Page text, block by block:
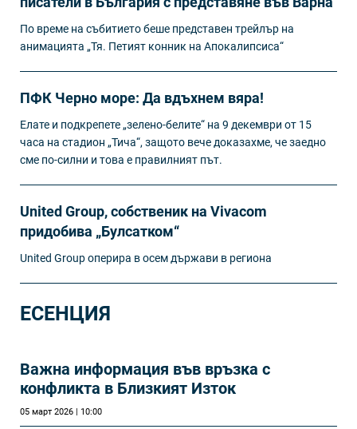
По време на събитието беше представен трейлър на
анимацията „Тя. Петият конник на Апокалипсиса“
ПФК Черно море: Да вдъхнем вяра!
Елате и подкрепете „зелено-белите“ на 9 декември от 15
часа на стадион „Тича“, защото вече доказахме, че заедно
сме по-силни и това е правилният път.
United Group, собственик на Vivacom
придобива „Булсатком“
United Group оперира в осем държави в региона
ЕСЕНЦИЯ
Важна информация във връзка с
конфликта в Близкият Изток
05 март 2026 | 10:00